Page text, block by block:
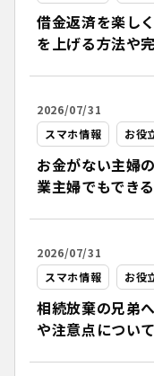
借金返済を楽し
を上げる方法や
2026/07/31
スマホ情報
お役
お金がない主婦
業主婦でもでき
2026/07/31
スマホ情報
お役
相続放棄の兄弟
や注意点につい